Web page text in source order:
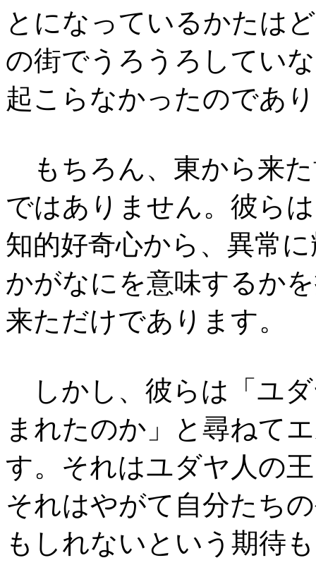
とになっているかたは
の街でうろうろしてい
起こらなかったのであ
もちろん、東から来
ではありません。彼ら
知的好奇心から、異常
かがなにを意味するか
来ただけであります。
しかし、彼らは「ユ
まれたのか」と尋ねて
す。それはユダヤ人の
それはやがて自分たち
もしれないという期待